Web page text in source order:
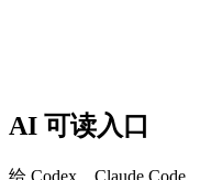
AI 可读入口
给 Codex、Claude Code